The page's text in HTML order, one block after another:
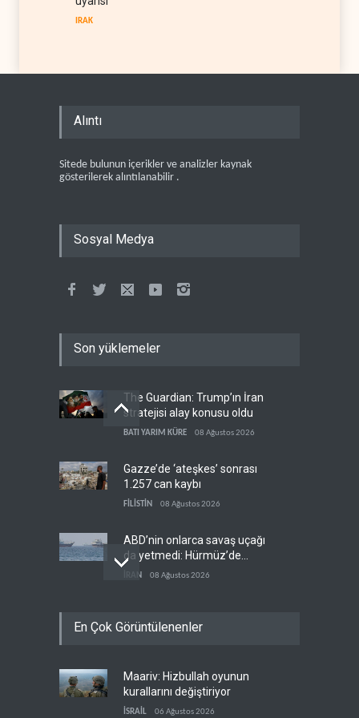
IRAK
Alıntı
Sitede bulunun içerikler ve analizler kaynak
gösterilerek alıntılanabilir .
Sosyal Medya
Son yüklemeler
The Guardian: Trump’ın İran
stratejisi alay konusu oldu
BATI YARIM KÜRE 08 Ağustos 2026
Gazze’de ‘ateşkes’ sonrası
1.257 can kaybı
FİLİSTİN 08 Ağustos 2026
ABD’nin onlarca savaş uçağı
da yetmedi: Hürmüz’de
gemi vuruldu
İRAN 08 Ağustos 2026
'Arap projesi' uyarısı
Mossad’ın İran'a karşı Kürt
planı neden çöktü?
En Çok Görüntülenenler
Maariv: Hizbullah oyunun
kurallarını değiştiriyor
İSRAİL 06 Ağustos 2026